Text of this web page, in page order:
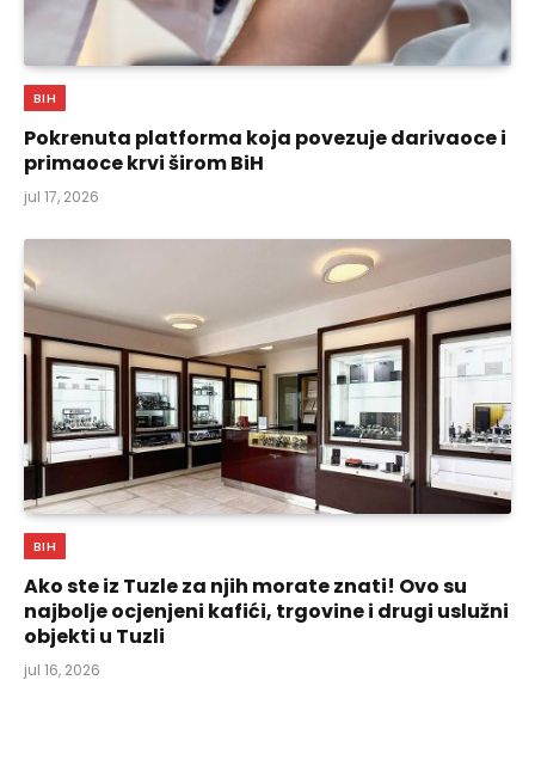
BIH
Pokrenuta platforma koja povezuje darivaoce i
primaoce krvi širom BiH
jul 17, 2026
BIH
Ako ste iz Tuzle za njih morate znati! Ovo su
najbolje ocjenjeni kafići, trgovine i drugi uslužni
objekti u Tuzli
jul 16, 2026